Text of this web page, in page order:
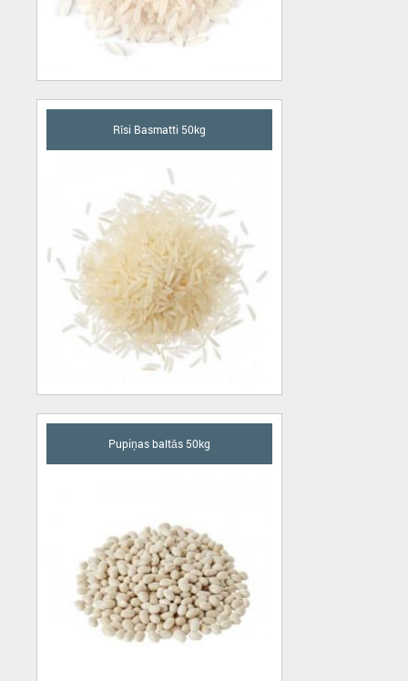
Rīsi Basmatti 50kg
Pupiņas baltās 50kg